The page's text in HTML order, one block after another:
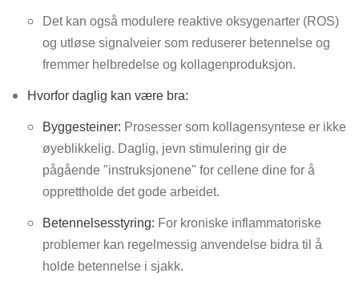
Det kan også modulere reaktive oksygenarter (ROS)
og utløse signalveier som reduserer betennelse og
fremmer helbredelse og kollagenproduksjon.
Hvorfor daglig kan være bra:
Byggesteiner: Prosesser som kollagensyntese er ikke
øyeblikkelig. Daglig, jevn stimulering gir de
pågående "instruksjonene" for cellene dine for å
opprettholde det gode arbeidet.
Betennelsesstyring: For kroniske inflammatoriske
problemer kan regelmessig anvendelse bidra til å
holde betennelse i sjakk.